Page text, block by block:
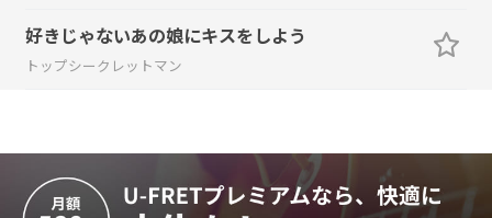
好きじゃないあの娘にキスをしよう
トップシークレットマン